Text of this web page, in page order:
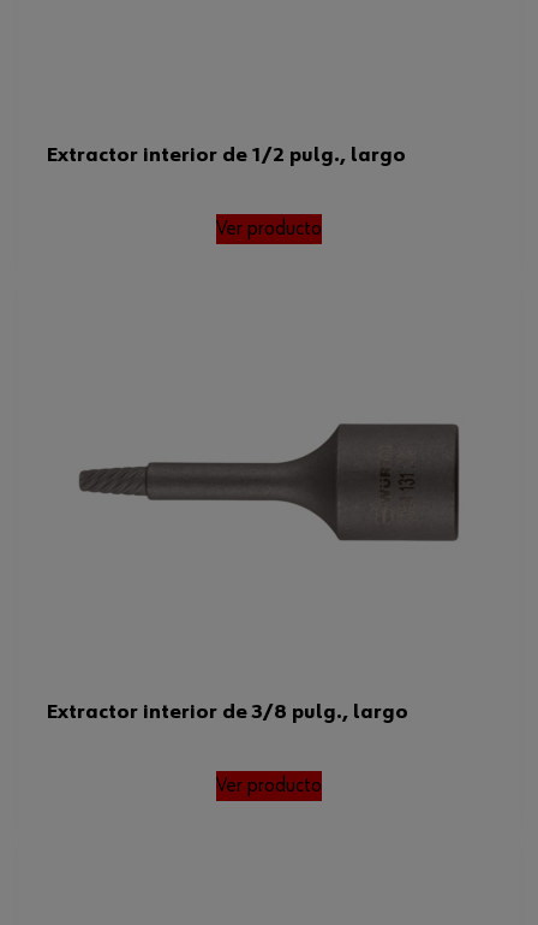
Extractor interior de 1/2 pulg., largo
Ver producto
Extractor interior de 3/8 pulg., largo
Ver producto